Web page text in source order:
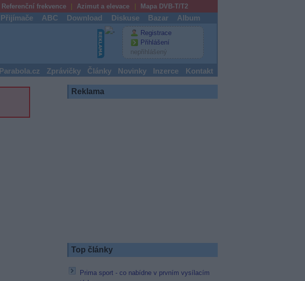
Referenční frekvence Azimut a elevace Mapa DVB-T/T2
Přijímače ABC Download Diskuse Bazar Album
Registrace
Přihlášení
nepřihlášený
Parabola.cz Zprávičky Články Novinky Inzerce Kontakt
Reklama
Top články
Prima sport - co nabídne v prvním vysílacím